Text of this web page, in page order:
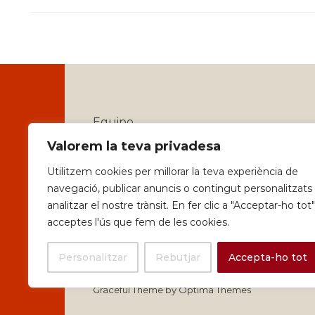
Valorem la teva privadesa
Utilitzem cookies per millorar la teva experiència de
navegació, publicar anuncis o contingut personalitzats
analitzar el nostre trànsit. En fer clic a "Acceptar-ho
acceptes l'ús que fem de les cookies.
Personalitzar Rebutjar Accepta-ho tot
Equipo
Identitat
Serveis
Política de privadesa i Avisos Legals
Graceful Theme byOptima Themes